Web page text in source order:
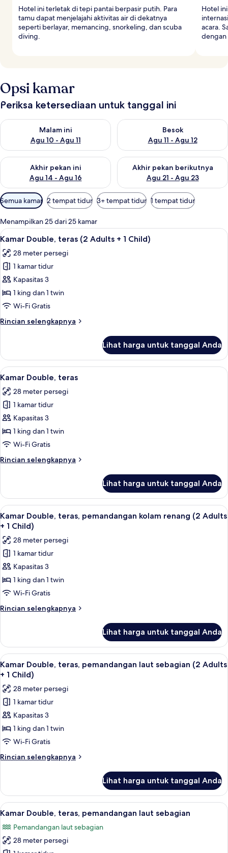
Hotel ini terletak di tepi pantai berpasir putih. Para
tamu dapat menjelajahi aktivitas air di dekatnya
seperti berlayar, memancing, snorkeling, dan scuba
diving.
Hotel
acara.
dengan
Opsi kamar
Periksa ketersediaan untuk tanggal ini
Malam ini
Agu 10 - Agu 11
Periksa ketersediaan untuk malam ini Agu 10 - Agu 11
Besok
Agu 11 - Agu 12
Periksa ketersediaan untuk
Akhir pekan ini
Agu 14 - Agu 16
Periksa ketersediaan untuk akhir pekan ini Agu 14 - Agu 16
Akhir pekan berikutnya
Agu 21 - Agu 23
Periksa ketersediaan untuk
Filter
tersedia
untuk
kamar
Semua kamar 2 tempat tidur 3+ tempat tidur 1 tempat tidur
Menampilkan 25 dari 25 kamar
Lihat
semua
foto
untuk
Kamar
Double,
teras
Adults
Child)
Minibar, brankas, meja kerja, dan
4
Kamar Double, teras (2 Adults + 1 Child)
28 meter persegi
1 kamar tidur
Kapasitas 3
1 king dan 1 twin
Wi-Fi Gratis
Rincian selengkapnya
Rincian
Kamar
Double,
teras
Adults
+
Child)
Lihat harga untuk tanggal Anda
Lihat
semua
foto
untuk
Kamar
Double,
teras
Minibar, brankas, meja kerja, dan
4
Kamar Double, teras
28 meter persegi
1 kamar tidur
Kapasitas 3
1 king dan 1 twin
Wi-Fi Gratis
Rincian selengkapnya
Rincian
Kamar
Double,
teras
Lihat harga untuk tanggal Anda
Lihat
semua
foto
untuk
Kamar
Double,
teras,
pemandangan
kolam
renang
Adults
+
1
Child)
Minibar, brankas, meja kerja, dan
4
Kamar Double, teras, pemandangan kolam renang (2 Adults
+ 1 Child)
28 meter persegi
1 kamar tidur
Kapasitas 3
1 king dan 1 twin
Wi-Fi Gratis
Rincian selengkapnya
Rincian
Kamar
Double,
teras,
pemandangan
renang
(2
Adults
+
Lihat harga untuk tanggal Anda
Lihat
semua
foto
untuk
Kamar
Double,
teras,
pemandangan
laut
sebagian
Adults
+
1
Child)
Minibar, brankas, meja kerja, dan
4
Kamar Double, teras, pemandangan laut sebagian (2 Adults
+ 1 Child)
28 meter persegi
1 kamar tidur
Kapasitas 3
1 king dan 1 twin
Wi-Fi Gratis
Rincian selengkapnya
Rincian
Kamar
Double,
teras,
laut
sebagian
(2
Lihat harga untuk tanggal Anda
Lihat
semua
foto
untuk
Minibar, brankas, meja kerja, dan
4
Kamar Double, teras, pemandangan laut sebagian
Pemandangan laut sebagian
28 meter persegi